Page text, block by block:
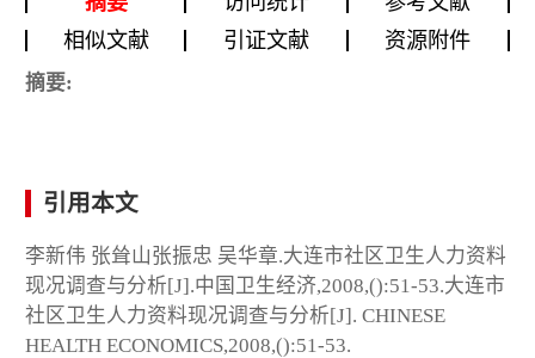
相似文献
引证文献 资源附件
摘要:
引用本文
李新伟 张耸山张振忠 吴华章.大连市社区卫生人力资料
现况调查与分析[J].中国卫生经济,2008,():51-53.大连市
社区卫生人力资料现况调查与分析[J]. CHINESE
HEALTH ECONOMICS,2008,():51-53.